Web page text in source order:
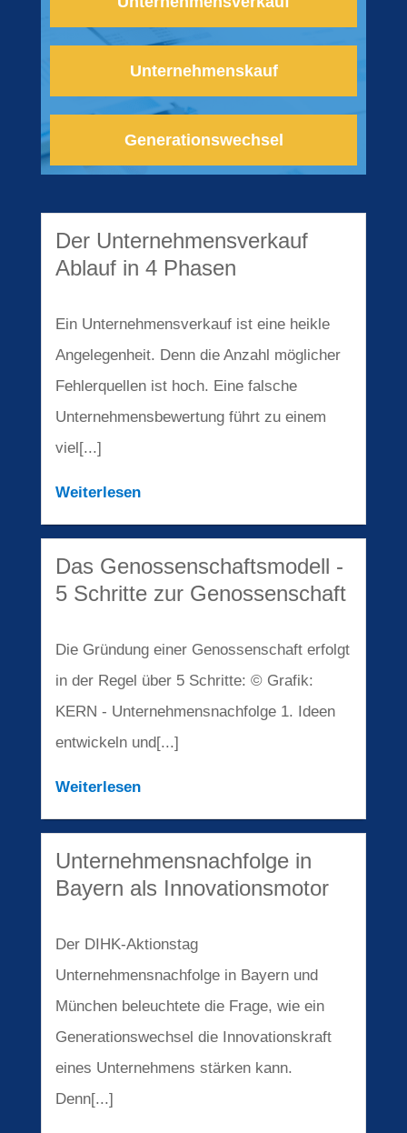
Unternehmenskauf
Generationswechsel
Der Unter­nehmens­verkauf
Ablauf in 4 Phasen
Ein Unternehmensverkauf ist eine heikle
Angelegenheit. Denn die Anzahl möglicher
Fehlerquellen ist hoch. Eine falsche
Unternehmensbewertung führt zu einem
viel[...]
Weiterlesen
Das Genos­sen­schafts­mo­dell -
5 Schrit­te zur Genossenschaft
Die Gründung einer Genossenschaft erfolgt
in der Regel über 5 Schritte: © Grafik:
KERN - Unternehmensnachfolge 1. Ideen
entwickeln und[...]
Weiterlesen
Unternehmens­nachfolge in
Bayern als Innovationsmotor
Der DIHK-Aktionstag
Unternehmensnachfolge in Bayern und
München beleuchtete die Frage, wie ein
Generationswechsel die Innovationskraft
eines Unternehmens stärken kann.
Denn[...]